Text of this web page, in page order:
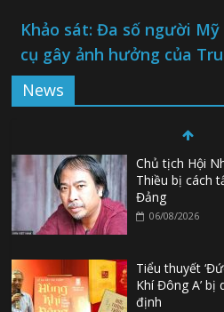
Khảo sát: Đa số người
cụ gây ảnh hưởng của
News
Chủ tịch Hội
Thiều bị cách
Đảng
06/08/2026
Tiểu thuyết
Khí Đông A’
định